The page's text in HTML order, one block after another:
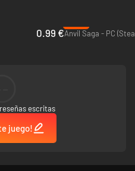
un reto para todos aquellos que
de diversos escenarios y
(o evitar) mientras tu empresa de
con los políticos, untar a la
0.99 €Anvil Saga - PC
escritas
juego!